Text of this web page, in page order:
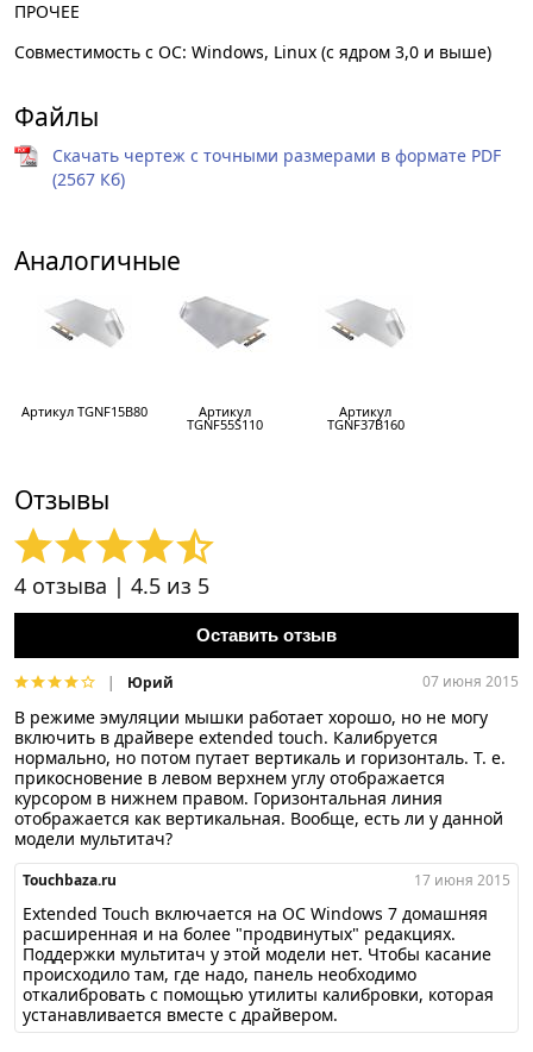
ПРОЧЕЕ
Совместимость с ОС: Windows, Linux (с ядром 3,0 и выше)
Файлы
Скачать чертеж с точными размерами в формате PDF
(2567 Кб)
Аналогичные
Артикул TGNF15B80 Артикул
TGNF55S110
Артикул
TGNF37B160
Отзывы
4 отзыва | 4.5 из 5
Оставить отзыв
Юрий 07 июня 2015
В режиме эмуляции мышки работает хорошо, но не могу
включить в драйвере extended touch. Калибруется
нормально, но потом путает вертикаль и горизонталь. Т. е.
прикосновение в левом верхнем углу отображается
курсором в нижнем правом. Горизонтальная линия
отображается как вертикальная. Вообще, есть ли у данной
модели мультитач?
Touchbaza.ru 17 июня 2015
Extended Touch включается на ОС Windows 7 домашняя
расширенная и на более "продвинутых" редакциях.
Поддержки мультитач у этой модели нет. Чтобы касание
происходило там, где надо, панель необходимо
откалибровать с помощью утилиты калибровки, которая
устанавливается вместе с драйвером.